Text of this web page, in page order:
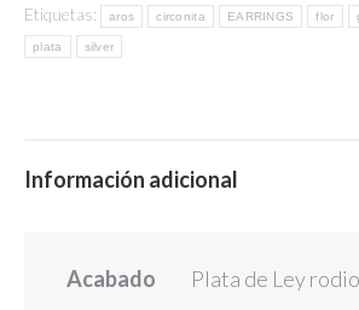
Etiquetas:
aros circonita EARRINGS flor
plata silver
Información adicional
Acabado Plata de Ley